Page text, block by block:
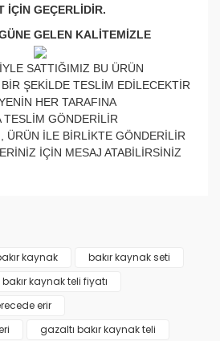
İÇİN GEÇERLİDİR.
GELEN KALİTEMİZLE
SATTIĞIMIZ BU ÜRÜN
ŞEKİLDE TESLİM EDİLECEKTİR
HER TARAFINA
TESLİM GÖNDERİLİR
ÜRÜN İLE BİRLİKTE GÖNDERİLİR
İÇİN MESAJ ATABİLİRSİNİZ
Yorum Yaz
iletebilirsiniz.
bozuk veya görüntülenemiyor.
eksik bilgiler bulunuyor.
bulunuyor.
kaynak
bakır kaynak seti
bakır kaynak teli fiyatı
erir
gazaltı bakır kaynak teli